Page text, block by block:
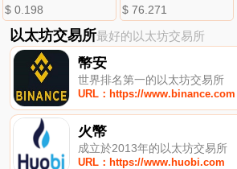
$ 0.198 $ 76.271
以太坊交易所最好的以太坊交易所
幣安
世界排名第一的以太坊交易所
URL：https://www.binance.com
火幣
成立於2013年的以太坊交易所
URL：https://www.huobi.com